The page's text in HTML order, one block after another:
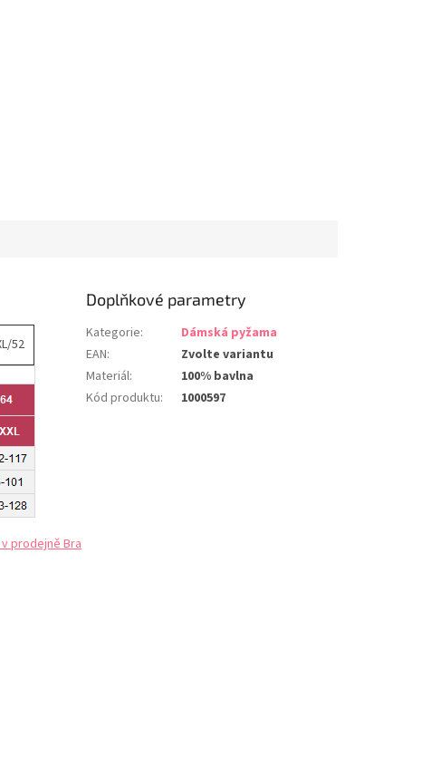
52
prodejně Bra
Doplňkové parametry
Kategorie:
Dámská pyžama
EAN:
Zvolte variantu
Materiál:
100% bavlna
Kód produktu: 1000597